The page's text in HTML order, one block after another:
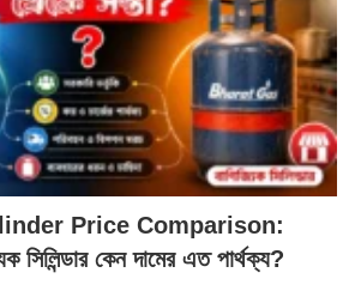
Price Comparison:
সিলিন্ডার কেন দামের এত পার্থক্য?